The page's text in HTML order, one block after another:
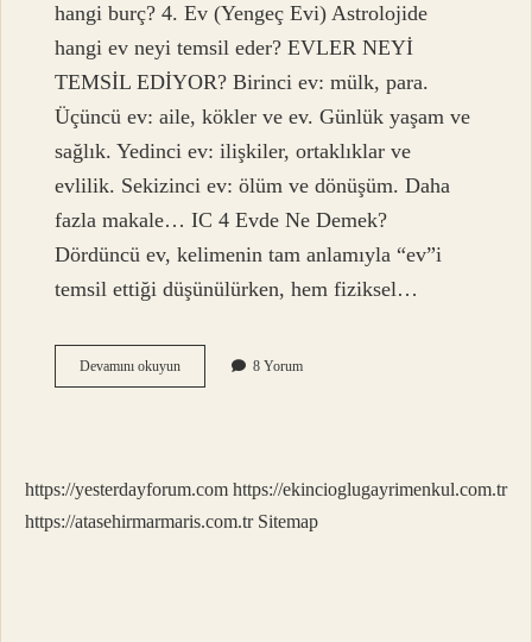
hangi burç? 4. Ev (Yengeç Evi) Astrolojide
hangi ev neyi temsil eder? EVLER NEYİ
TEMSİL EDİYOR? Birinci ev: mülk, para.
Üçüncü ev: aile, kökler ve ev. Günlük yaşam ve
sağlık. Yedinci ev: ilişkiler, ortaklıklar ve
evlilik. Sekizinci ev: ölüm ve dönüşüm. Daha
fazla makale… IC 4 Evde Ne Demek?
Dördüncü ev, kelimenin tam anlamıyla “ev”i
temsil ettiği düşünülürken, hem fiziksel…
Devamını okuyunAstrolojide
4
8 Yorum
https://yesterdayforum.com https://ekincioglugayrimenkul.com.tr
https://atasehirmarmaris.com.tr Sitemap